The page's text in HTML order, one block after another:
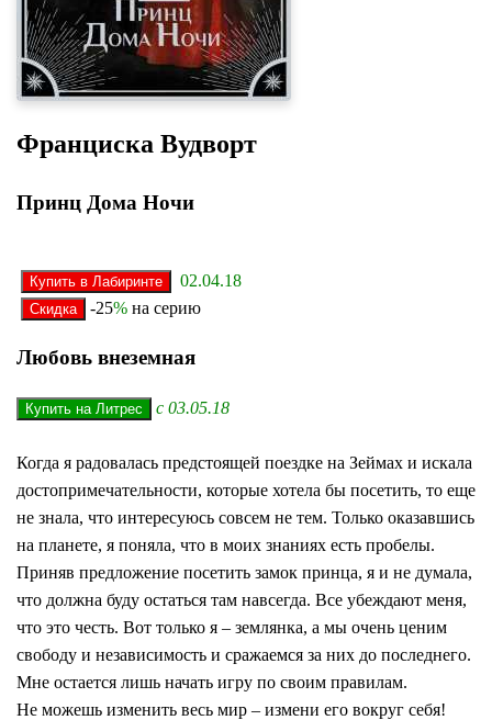
Франциска Вудворт
Принц Дома Ночи
02.04.18
-25% на серию
Любовь внеземная
с 03.05.18
Когда я радовалась предстоящей поездке на Зеймах и искала
достопримечательности, которые хотела бы посетить, то еще
не знала, что интересуюсь совсем не тем. Только оказавшись
на планете, я поняла, что в моих знаниях есть пробелы.
Приняв предложение посетить замок принца, я и не думала,
что должна буду остаться там навсегда. Все убеждают меня,
что это честь. Вот только я – землянка, а мы очень ценим
свободу и независимость и сражаемся за них до последнего.
Мне остается лишь начать игру по своим правилам.
Не можешь изменить весь мир – измени его вокруг себя!